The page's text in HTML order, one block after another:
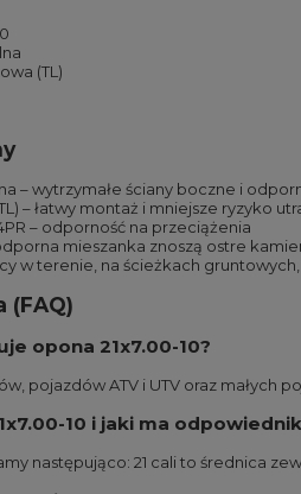
(TL)
– wytrzymałe ściany boczne i
– łatwy montaż i mniejsze ryzyko
– odporność na przeciążenia
mieszanka znoszą ostre
w terenie, na ścieżkach
(FAQ)
opona 21x7.00-10?
pojazdów ATV i UTV oraz małych
10 i jaki ma
następująco: 21 cali to średnica